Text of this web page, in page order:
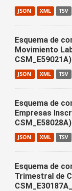
JSON XML TSV
Esquema de
Movimiento
CSM_E59021A)
JSON XML TSV
Esquema de
Empresas
CSM_E58028A)
JSON XML TSV
Esquema de
Trimestral de